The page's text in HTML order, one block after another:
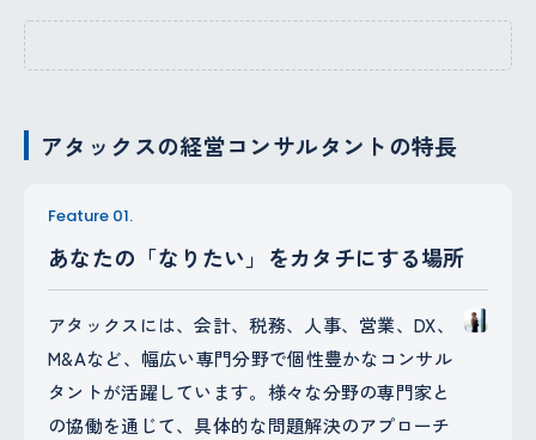
アタックスの経営コンサルタントの特長
Feature 01.
あなたの「なりたい」をカタチにする場所
アタックスには、会計、税務、人事、営業、DX、
M&Aなど、幅広い専門分野で個性豊かなコンサル
タントが活躍しています。様々な分野の専門家と
の協働を通じて、具体的な問題解決のアプローチ